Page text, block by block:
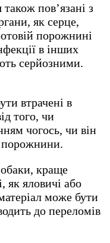
пов’язані з
як серце,
порожнині
в інших
серйозними.
втрачені в
того, чи
чогось, чи він
порожнини.
краще
як яловичі або
може бути
до переломів